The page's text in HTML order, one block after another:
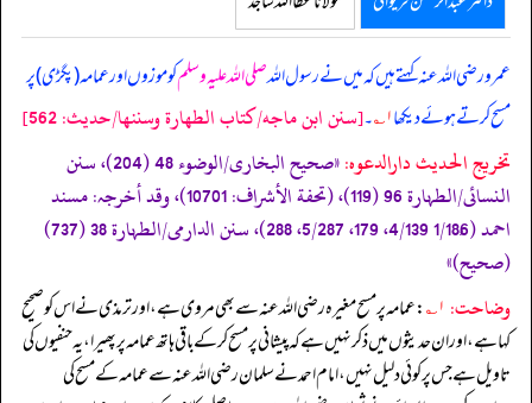
عمرو رضی اللہ عنہ کہتے ہیں کہمیں نے رسول اللہصلی اللہ علیہ وسلمکو موزوں اور عمامہ (پگڑی) پر
مسح کرتے ہوئے دیکھا۱؎ ۔[سنن ابن ماجه/كتاب الطهارة وسننها/حدیث: 562]
تخریج الحدیث دارالدعوہ:
«‏‏‏‏صحیح البخاری/الوضوء 48 (204)، سنن
النسائی/الطہارة 96 (119)، (تحفة الأشراف: 10701)، وقد أخرجہ: مسند
احمد (1/186ٔ 4/139، 179، 5/287، 288)، سنن الدارمی/الطہارة 38 (737)
(صحیح)»
وضاحت: ۱؎ : عمامہ پر مسح مغیرہ رضی اللہ عنہ سے بھی مروی ہے، اور ترمذی نے اس کو صحیح
کہا ہے، اور ان حدیثوں میں ذکر نہیں ہے کہ پیشانی پر مسح کر کے باقی ہاتھ عمامہ پر پھیرا، یہ حنفیوں کی
تاویل ہے جس پر کوئی دلیل نہیں، امام احمد نے سلمان رضی اللہ عنہ سے عمامہ کے مسح کی